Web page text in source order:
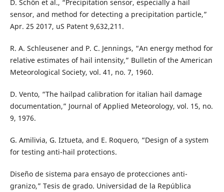
D. Schön et al., “Precipitation sensor, especially a hail
sensor, and method for detecting a precipitation particle,”
Apr. 25 2017, uS Patent 9,632,211.
R. A. Schleusener and P. C. Jennings, “An energy method for
relative estimates of hail intensity,” Bulletin of the American
Meteorological Society, vol. 41, no. 7, 1960.
D. Vento, “The hailpad calibration for italian hail damage
documentation,” Journal of Applied Meteorology, vol. 15, no.
9, 1976.
G. Amilivia, G. Iztueta, and E. Roquero, “Design of a system
for testing anti-hail protections.
Diseño de sistema para ensayo de protecciones anti-
granizo,” Tesis de grado. Universidad de la República